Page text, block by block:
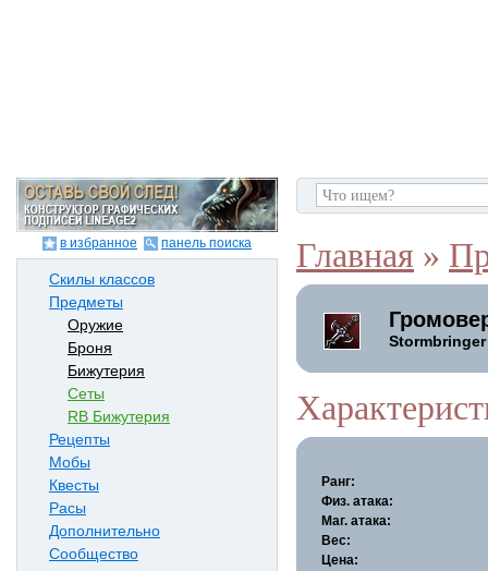
в избранное панель поиска
Скилы классов
Предметы
Оружие
Броня
Бижутерия
Сеты
RB Бижутерия
Рецепты
Мобы
Квесты
Расы
Дополнительно
Сообщество
Главная »
Stormbringer
Ранг:
Физ. атака:
Маг. атака:
Вес:
Цена: